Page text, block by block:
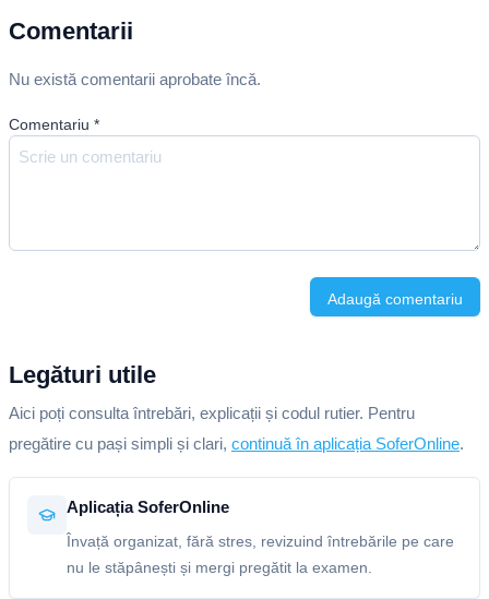
Comentarii
Nu există comentarii aprobate încă.
Comentariu *
Adaugă comentariu
Legături utile
Aici poți consulta întrebări, explicații și codul rutier. Pentru
pregătire cu pași simpli și clari, continuă în aplicația SoferOnline.
Aplicația SoferOnline
Învață organizat, fără stres, revizuind întrebările pe care
nu le stăpânești și mergi pregătit la examen.